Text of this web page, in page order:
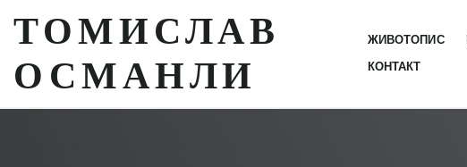
ТОМИСЛАВ
ОСМАНЛИ
ЖИВОТОПИС
КОНТАКТ